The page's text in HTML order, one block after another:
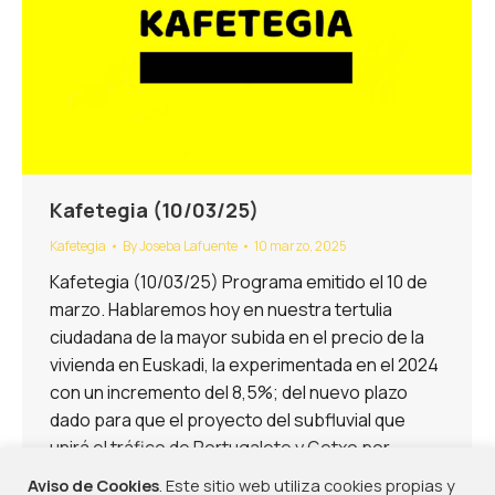
Kafetegia (10/03/25)
Kafetegia ByJoseba Lafuente 10 marzo, 2025
Kafetegia (10/03/25) Programa emitido el 10 de
marzo. Hablaremos hoy en nuestra tertulia
ciudadana de la mayor subida en el precio de la
vivienda en Euskadi, la experimentada en el 2024
con un incremento del 8,5%; del nuevo plazo
dado para que el proyecto del subfluvial que
unirá el tráfico de Portugalete y Getxo por…
Aviso de Cookies. Este sitio web utiliza cookies propias y